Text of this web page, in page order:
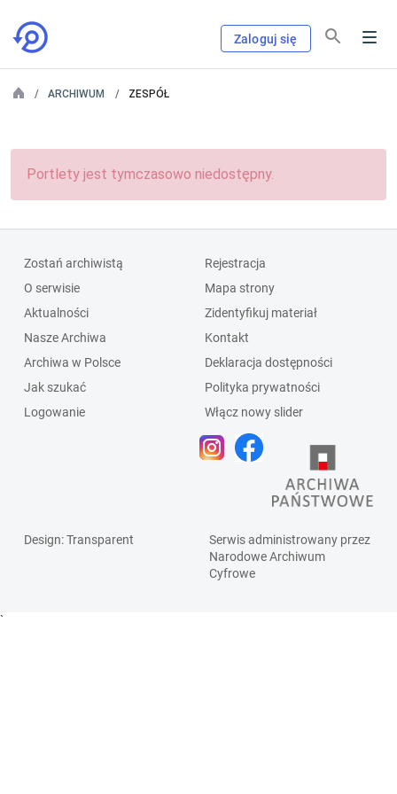
Zaloguj się
ARCHIWUM ZESPÓŁ
Portlety jest tymczasowo niedostępny.
Zostań archiwistą
O serwisie
Aktualności
Nasze Archiwa
Archiwa w Polsce
Jak szukać
Logowanie
Rejestracja
Mapa strony
Zidentyfikuj materiał
Kontakt
Deklaracja dostępności
Polityka prywatności
Włącz nowy slider
Design: Transparent
Serwis administrowany przez
Narodowe Archiwum
Cyfrowe
`